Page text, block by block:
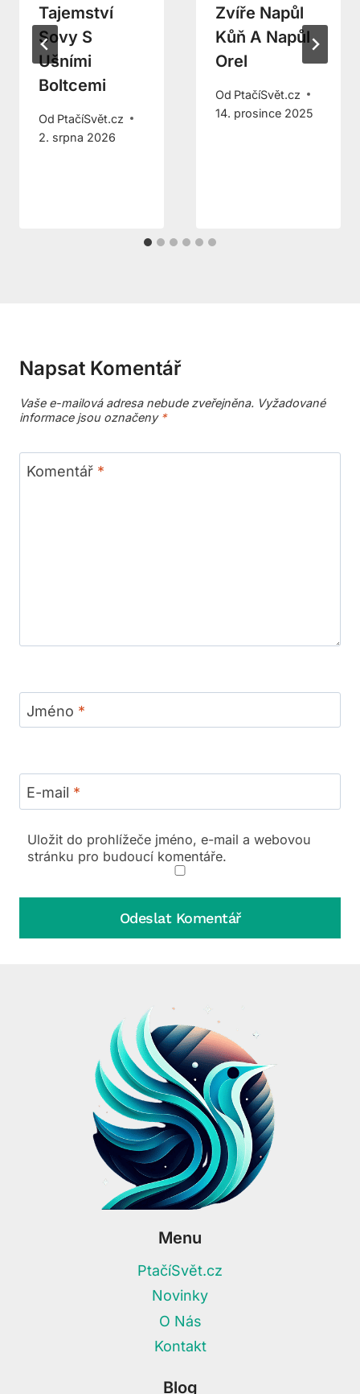
Tajemství
Sovy S
Ušními
Boltcemi
Od PtačíSvět.cz
2. srpna 2026
Zvíře Napůl
Kůň A Napůl
Orel
Od PtačíSvět.cz
14. prosince 2025
Napsat Komentář
Vaše e-mailová adresa nebude zveřejněna. Vyžadované
informace jsou označeny *
Komentář *
Jméno *
E-mail *
Uložit do prohlížeče jméno, e-mail a webovou
stránku pro budoucí komentáře.
Menu
PtačíSvět.cz
Novinky
O Nás
Kontakt
Blog